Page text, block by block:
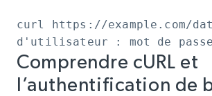
curl https://example.com/
d'utilisateur : mot de
Comprendre cURL et
l’authentification de